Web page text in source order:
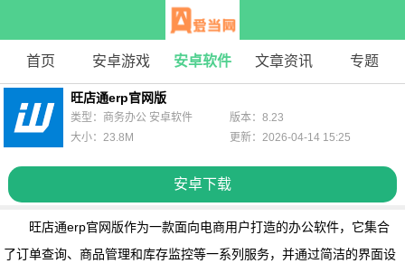
首页 安卓游戏 安卓软件 文章资讯 专题
旺店通erp官网版
安卓下载
类型：商务办公 安卓软件
版本：8.23
大小：23.8M
更新：2026-04-14 15:25
旺店通erp官网版作为一款面向电商用户打造的办公软件，它集合
了订单查询、商品管理和库存监控等一系列服务，并通过简洁的界面设